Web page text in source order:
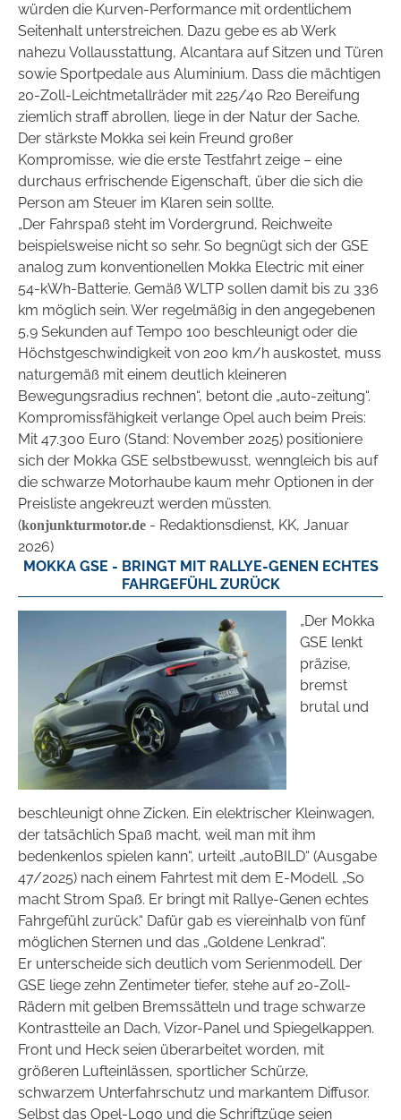
würden die Kurven-Performance mit ordentlichem
Seitenhalt unterstreichen. Dazu gebe es ab Werk
nahezu Vollausstattung, Alcantara auf Sitzen und Türen
sowie Sportpedale aus Aluminium. Dass die mächtigen
20-Zoll-Leichtmetallräder mit 225/40 R20 Bereifung
ziemlich straff abrollen, liege in der Natur der Sache.
Der stärkste Mokka sei kein Freund großer
Kompromisse, wie die erste Testfahrt zeige – eine
durchaus erfrischende Eigenschaft, über die sich die
Person am Steuer im Klaren sein sollte.
„Der Fahrspaß steht im Vordergrund, Reichweite
beispielsweise nicht so sehr. So begnügt sich der GSE
analog zum konventionellen Mokka Electric mit einer
54-kWh-Batterie. Gemäß WLTP sollen damit bis zu 336
km möglich sein. Wer regelmäßig in den angegebenen
5,9 Sekunden auf Tempo 100 beschleunigt oder die
Höchstgeschwindigkeit von 200 km/h auskostet, muss
naturgemäß mit einem deutlich kleineren
Bewegungsradius rechnen“, betont die „auto-zeitung“.
Kompromissfähigkeit verlange Opel auch beim Preis:
Mit 47.300 Euro (Stand: November 2025) positioniere
sich der Mokka GSE selbstbewusst, wenngleich bis auf
die schwarze Motorhaube kaum mehr Optionen in der
Preisliste angekreuzt werden müssten.
(konjunkturmotor.de - Redaktionsdienst, KK, Januar
2026)
MOKKA GSE - BRINGT MIT RALLYE-GENEN ECHTES
FAHRGEFÜHL ZURÜCK
„Der Mokka
GSE lenkt
präzise,
bremst
brutal und
beschleunigt ohne Zicken. Ein elektrischer Kleinwagen,
der tatsächlich Spaß macht, weil man mit ihm
bedenkenlos spielen kann“, urteilt „autoBILD“ (Ausgabe
47/2025) nach einem Fahrtest mit dem E-Modell. „So
macht Strom Spaß. Er bringt mit Rallye-Genen echtes
Fahrgefühl zurück.“ Dafür gab es viereinhalb von fünf
möglichen Sternen und das „Goldene Lenkrad“.
Er unterscheide sich deutlich vom Serienmodell. Der
GSE liege zehn Zentimeter tiefer, stehe auf 20-Zoll-
Rädern mit gelben Bremssätteln und trage schwarze
Kontrastteile an Dach, Vizor-Panel und Spiegelkappen.
Front und Heck seien überarbeitet worden, mit
größeren Lufteinlässen, sportlicher Schürze,
schwarzem Unterfahrschutz und markantem Diffusor.
Selbst das Opel-Logo und die Schriftzüge seien